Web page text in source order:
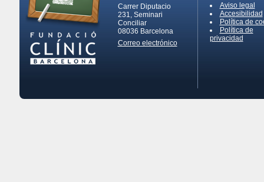
Carrer Diputacio
231, Seminari
Conciliar
08036 Barcelona
Correo electrónico
Aviso legal
Accesibilidad
Política de
Política de
privacidad